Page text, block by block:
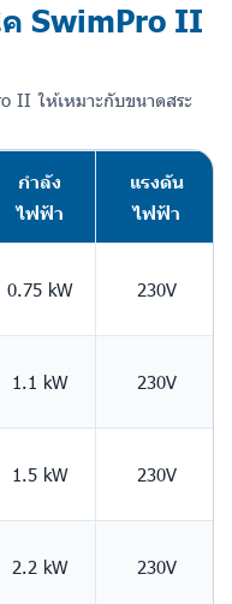
ค SwimPro II
II ให้เหมาะกับขนาดสระ
กำลัง
ไฟฟ้า
แรงดัน
ไฟฟ้า
0.75 kW 230V
1.1 kW 230V
1.5 kW 230V
2.2 kW 230V